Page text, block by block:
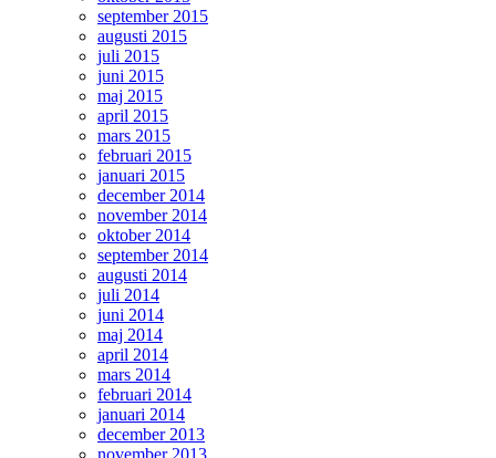
september 2015
augusti 2015
juli 2015
juni 2015
maj 2015
april 2015
mars 2015
februari 2015
januari 2015
december 2014
november 2014
oktober 2014
september 2014
augusti 2014
juli 2014
juni 2014
maj 2014
april 2014
mars 2014
februari 2014
januari 2014
december 2013
november 2013